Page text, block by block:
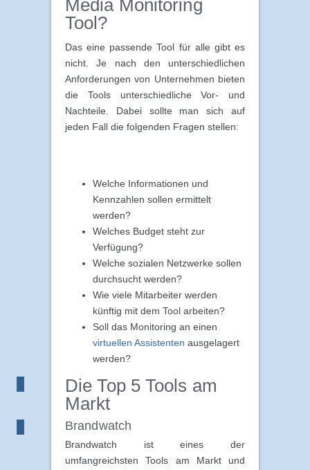
Media Monitoring
Tool?
Das eine passende Tool für alle gibt es
nicht. Je nach den unterschiedlichen
Anforderungen von Unternehmen bieten
die Tools unterschiedliche Vor- und
Nachteile. Dabei sollte man sich auf
jeden Fall die folgenden Fragen stellen:
Welche Informationen und
Kennzahlen sollen ermittelt
werden?
Welches Budget steht zur
Verfügung?
Welche sozialen Netzwerke sollen
durchsucht werden?
Wie viele Mitarbeiter werden
künftig mit dem Tool arbeiten?
Soll das Monitoring an einen
virtuellen Assistenten ausgelagert
werden?
Die Top 5 Tools am
Markt
Brandwatch
Brandwatch ist eines der
umfangreichsten Tools am Markt und